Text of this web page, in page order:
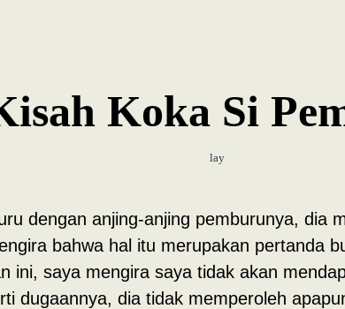
Koka Si
lay
dengan anjing-anjing pemburunya, dia
bahwa hal itu merupakan pertanda
ini, saya mengira saya tidak akan
dugaannya, dia tidak memperoleh